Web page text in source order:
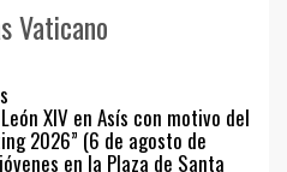
Vaticano
XIV en Asís con motivo del
2026” (6 de agosto de
en la Plaza de Santa